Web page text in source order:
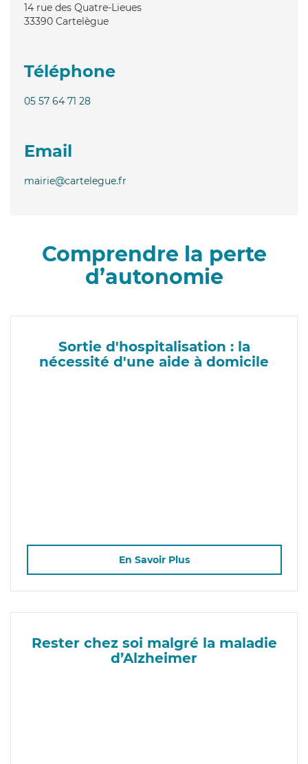
14 rue des Quatre-Lieues
33390 Cartelègue
Téléphone
05 57 64 71 28
Email
mairie@cartelegue.fr
Comprendre la perte
d’autonomie
Sortie d'hospitalisation : la
nécessité d'une aide à domicile
En Savoir Plus
Rester chez soi malgré la maladie
d’Alzheimer